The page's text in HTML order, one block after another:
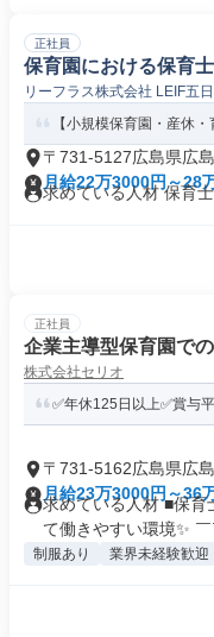
正社員
保育園における保育
リーフラス株式会社 LEIF五
【小規模保育園・産休
〒731-5127広島県広
月給22万3000円～28
求めている人材 保育士
正社員
企業主導型保育園で
株式会社セリオ
✅年休125日以上✅賞与
〒731-5162広島県広
月給23万3000円～36
求めている人材 ■保育
て働きやすい環境✨ ￣
制服あり 業界未経験歓迎